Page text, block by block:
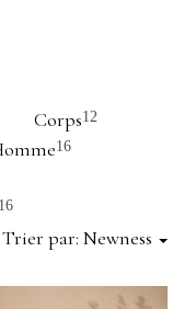
Corps12
16
16
Trier par: Newness